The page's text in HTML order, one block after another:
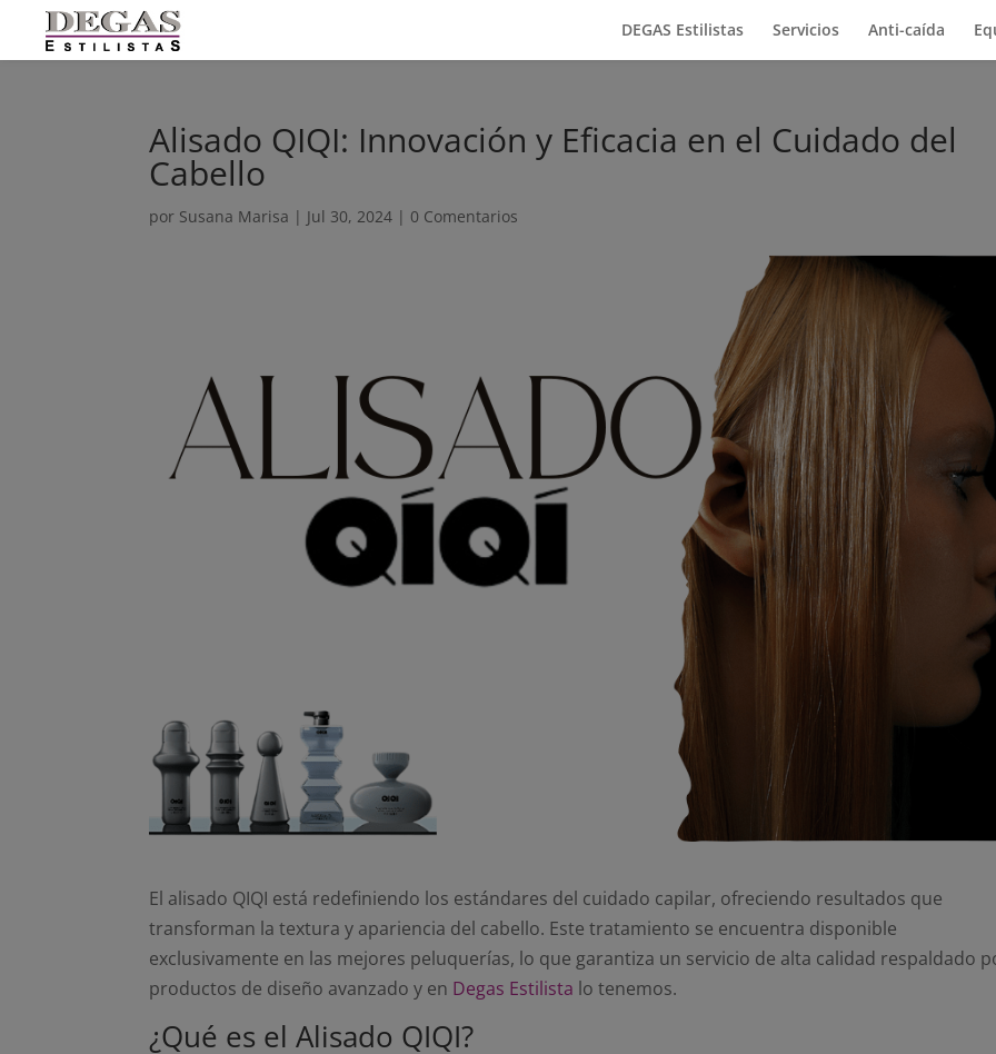
DEGAS Estilistas Servicios Anti-caída
Alisado QIQI: Innovación y Eficacia en el Cuidado del
Cabello
por Susana Marisa | Jul 30, 2024 | 0 Comentarios
El alisado QIQI está redefiniendo los estándares del cuidado capilar, ofreciendo resultados que
transforman la textura y apariencia del cabello. Este tratamiento se encuentra disponible
exclusivamente en las mejores peluquerías, lo que garantiza un servicio de alta calidad respaldado
productos de diseño avanzado y en Degas Estilista lo tenemos.
¿Qué es el Alisado QIQI?